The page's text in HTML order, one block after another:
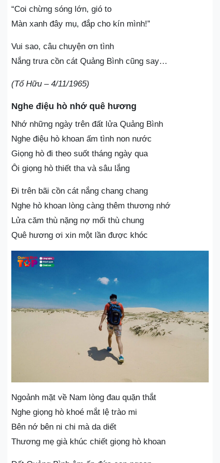
“Coi chừng sóng lớn, gió to
Màn xanh đây mụ, đắp cho kín mình!”
Vui sao, câu chuyện ơn tình
Nắng trưa cồn cát Quảng Bình cũng say…
(Tố Hữu – 4/11/1965)
Nghe điệu hò nhớ quê hương
Nhớ những ngày trên đất lửa Quảng Bình
Nghe điệu hò khoan ấm tình non nước
Giọng hò đi theo suốt tháng ngày qua
Ôi giọng hò thiết tha và sâu lắng
Đi trên bãi cồn cát nắng chang chang
Nghe hò khoan lòng càng thêm thương nhớ
Lửa căm thù nặng nợ mối thù chung
Quê hương ơi xin một lần được khóc
Ngoảnh mặt về Nam lòng đau quặn thắt
Nghe giọng hò khoé mắt lệ trào mi
Bên nớ bên ni chi mà da diết
Thương mẹ già khúc chiết giọng hò khoan